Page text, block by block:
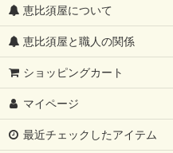
恵比須屋について
恵比須屋と職人の関係
ショッピングカート
マイページ
最近チェックしたアイテム